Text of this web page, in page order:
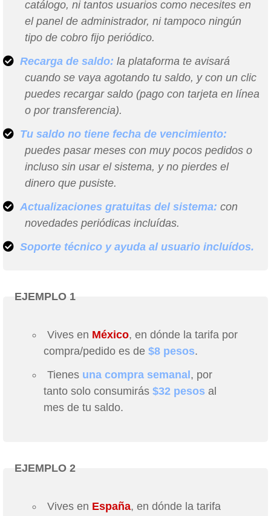
catálogo, ni tantos usuarios como necesites en
el panel de administrador, ni tampoco ningún
tipo de cobro fijo periódico.
Recarga de saldo: la plataforma te avisará
cuando se vaya agotando tu saldo, y con un clic
puedes recargar saldo (pago con tarjeta en línea
o por transferencia).
Tu saldo no tiene fecha de vencimiento:
puedes pasar meses con muy pocos pedidos o
incluso sin usar el sistema, y no pierdes el
dinero que pusiste.
Actualizaciones gratuitas del sistema:con
novedades periódicas incluídas.
Soporte técnico y ayuda al usuario incluídos.
EJEMPLO 1
Vives en México, en dónde la tarifa por
compra/pedido es de $8 pesos.
Tienes una compra semanal , por
tanto solo consumirás $32 pesos al
mes de tu saldo.
EJEMPLO 2
Vives en España, en dónde la tarifa